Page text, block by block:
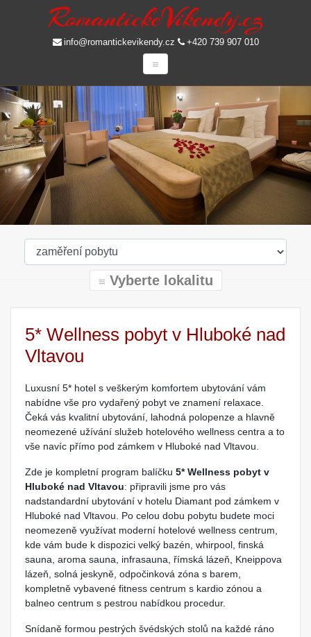
info@romantickevikendy.cz +420 739 907 010
Vyberte lokalitu
5* Wellness pobyt v Hluboké nad
Vltavou
Luxusní 5* hotel s veškerým komfortem ubytování vám
nabídne vše pro vydařený pobyt ve znamení relaxace.
Čeká vás kvalitní ubytování, lahodná polopenze a hlavně
neomezené užívání služeb hotelového wellness centra a to
vše navíc přímo pod zámkem v Hluboké nad Vltavou.
Zde je kompletní program balíčku 5* Wellness pobyt v
Hluboké nad Vltavou: připravili jsme pro vás
nadstandardní ubytování v hotelu Diamant pod zámkem v
Hluboké nad Vltavou. Po celou dobu pobytu budete moci
neomezeně využívat moderní hotelové wellness centrum,
kde vám bude k dispozici velký bazén, whirpool, finská
sauna, aroma sauna, infrasauna, římská lázeň, Kneippova
lázeň, solná jeskyně, odpočinková zóna s barem,
kompletně vybavené fitness centrum s kardio zónou a
balneo centrum s pestrou nabídkou procedur.
Snídaně formou pestrých švédských stolů na každé ráno